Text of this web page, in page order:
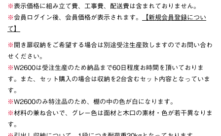
※表示価格に組み立て費、工事費、配送費は含まれておりません。
※会員ログイン後、会員価格が表示されます。
【新規会員登録につい
て】
※ 開き扉収納をご希望する場合は別途受注生産致しますのでお問い合わ
せください。
※W2600は受注生産のため納品まで60日程度お時間を頂いておりま
す。また、セット購入の場合は収納を2台含むセット内容となっていま
す。
※W2600のみ特注品のため、棚の中の色が白になります。
※材料の兼ね合いで、グレー色は面材と木口の素材・色が若干異なりま
す。